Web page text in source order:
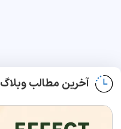
آخرین مطالب وبلاگ